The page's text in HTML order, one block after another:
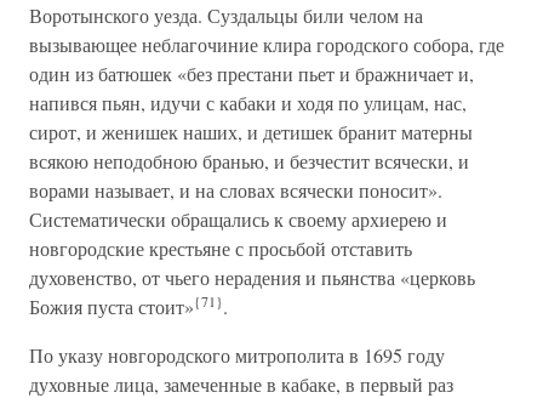
Воротынского уезда. Суздальцы били челом на
вызывающее неблагочиние клира городского собора, где
один из батюшек «без престани пьет и бражничает и,
напився пьян, идучи с кабаки и ходя по улицам, нас,
сирот, и женишек наших, и детишек бранит матерны
всякою неподобною бранью, и безчестит всячески, и
ворами называет, и на словах всячески поносит».
Систематически обращались к своему архиерею и
новгородские крестьяне с просьбой отставить
духовенство, от чьего нерадения и пьянства «церковь
Божия пуста стоит»{71}.
По указу новгородского митрополита в 1695 году
духовные лица, замеченные в кабаке, в первый раз